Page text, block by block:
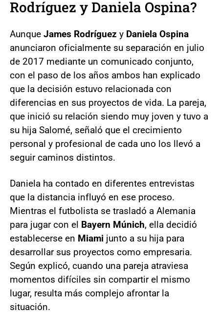
Rodríguez y Daniela Ospina?
Aunque James Rodríguez y Daniela Ospina
anunciaron oficialmente su separación en julio
de 2017 mediante un comunicado conjunto,
con el paso de los años ambos han explicado
que la decisión estuvo relacionada con
diferencias en sus proyectos de vida. La pareja,
que inició su relación siendo muy joven y tuvo a
su hija Salomé, señaló que el crecimiento
personal y profesional de cada uno los llevó a
seguir caminos distintos.
Daniela ha contado en diferentes entrevistas
que la distancia influyó en ese proceso.
Mientras el futbolista se trasladó a Alemania
para jugar con el Bayern Múnich, ella decidió
establecerse en Miami junto a su hija para
desarrollar sus proyectos como empresaria.
Según explicó, cuando una pareja atraviesa
momentos difíciles sin compartir el mismo
lugar, resulta más complejo afrontar la
situación.